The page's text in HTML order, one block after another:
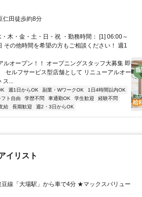
仁田徒歩約8分
木・金・土・日・祝 ・勤務時間： [1] 06:00～
その他時間を希望の方もご相談ください！ 週1
オープン！！ オープニングスタッフ大募集 即
セルフサービス型店舗として リニューアルオー
ス...
週1日からOK 副業・WワークOK
1日4時間以内OK
フト自由 学歴不問 車通勤OK 学生歓迎
経験不問
給 長期歓迎 週2・3日からOK
イリスト
線「大場駅」から車で4分 ★マックスバリュー